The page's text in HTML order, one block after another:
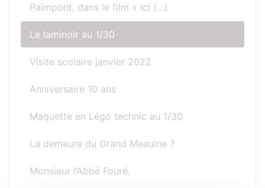
Paimpont, dans le film « Ici (…)
Le laminoir au 1/30
Visite scolaire janvier 2022
Anniversaire 10 ans
Maquette en Légo technic au 1/30
La demeure du Grand Meaulne ?
Monsieur l’Abbé Fouré,